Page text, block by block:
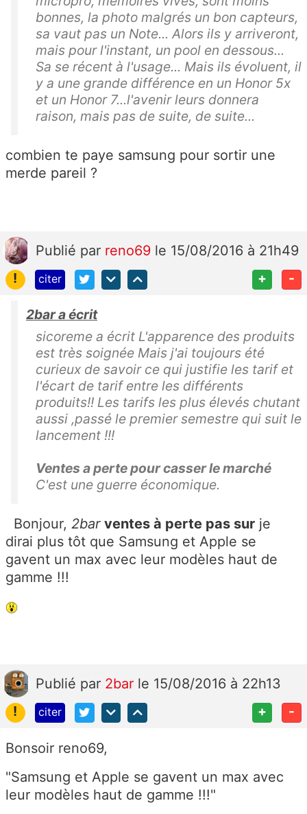
bonnes, la photo malgrés un bon capteurs,
sa vaut pas un Note... Alors ils y arriveront,
mais pour l'instant, un pool en dessous...
Sa se récent à l'usage... Mais ils évoluent, il
y a une grande différence en un Honor 5x
et un Honor 7...l'avenir leurs donnera
raison, mais pas de suite, de suite...
combien te paye samsung pour sortir une
merde pareil ?
Publié par reno69 le 15/08/2016 à 21h49
!
citer + -
2bar a écrit
sicoreme a écrit L'apparence des produits
est très soignée Mais j'ai toujours été
curieux de savoir ce qui justifie les tarif et
l'écart de tarif entre les différents
produits!! Les tarifs les plus élevés chutant
aussi ,passé le premier semestre qui suit le
lancement !!!
Ventes a perte pour casser le marché
C'est une guerre économique.
Bonjour, 2bar ventes à perte pas sur je
dirai plus tôt que Samsung et Apple se
gavent un max avec leur modèles haut de
gamme !!!
Publié par 2bar le 15/08/2016 à 22h13
!
citer + -
Bonsoir reno69,
"Samsung et Apple se gavent un max avec
leur modèles haut de gamme !!!"